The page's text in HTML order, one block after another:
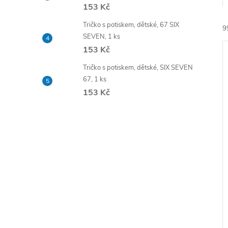
l
153 Kč
Tričko s potiskem, dětské, 67 SIX
SEVEN, 1 ks
153 Kč
Tričko s potiskem, dětské, SIX SEVEN
67, 1 ks
153 Kč
a